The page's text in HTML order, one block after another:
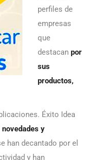
perfiles de
empresas
que
destacan por
sus
productos,
Éxito Idea
y
han decantado por el
y han